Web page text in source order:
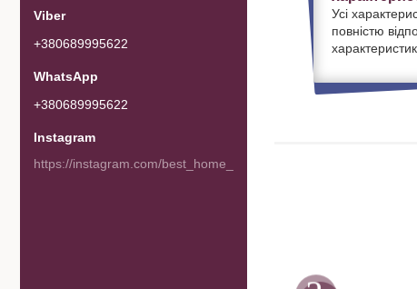
Усі
повністю
+380689995622
+380689995622
Instagram
https://instagram.com/best_home_goods